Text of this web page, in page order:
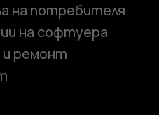
на потребителя
на софтуера
и ремонт